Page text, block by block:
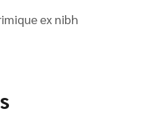
ex nibh